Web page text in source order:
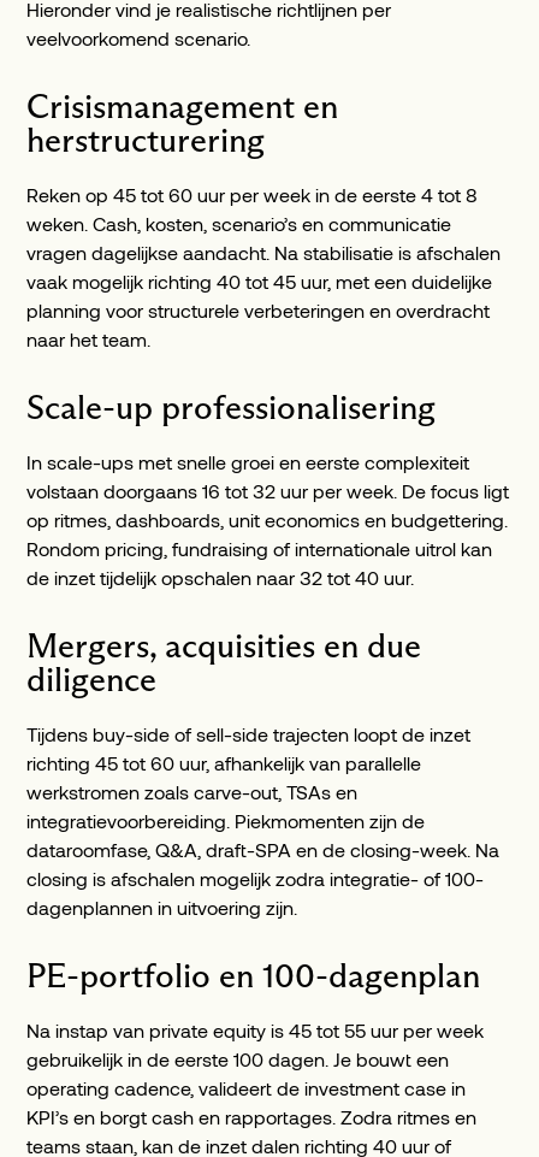
Hieronder vind je realistische richtlijnen per
veelvoorkomend scenario.
Crisismanagement en
herstructurering
Reken op 45 tot 60 uur per week in de eerste 4 tot 8
weken. Cash, kosten, scenario’s en communicatie
vragen dagelijkse aandacht. Na stabilisatie is afschalen
vaak mogelijk richting 40 tot 45 uur, met een duidelijke
planning voor structurele verbeteringen en overdracht
naar het team.
Scale-up professionalisering
In scale-ups met snelle groei en eerste complexiteit
volstaan doorgaans 16 tot 32 uur per week. De focus ligt
op ritmes, dashboards, unit economics en budgettering.
Rondom pricing, fundraising of internationale uitrol kan
de inzet tijdelijk opschalen naar 32 tot 40 uur.
Mergers, acquisities en due
diligence
Tijdens buy-side of sell-side trajecten loopt de inzet
richting 45 tot 60 uur, afhankelijk van parallelle
werkstromen zoals carve-out, TSAs en
integratievoorbereiding. Piekmomenten zijn de
dataroomfase, Q&A, draft-SPA en de closing-week. Na
closing is afschalen mogelijk zodra integratie- of 100-
dagenplannen in uitvoering zijn.
PE-portfolio en 100-dagenplan
Na instap van private equity is 45 tot 55 uur per week
gebruikelijk in de eerste 100 dagen. Je bouwt een
operating cadence, valideert de investment case in
KPI’s en borgt cash en rapportages. Zodra ritmes en
teams staan, kan de inzet dalen richting 40 uur of